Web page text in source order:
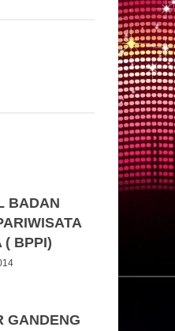
BADAN
( BPPI)
GANDENG